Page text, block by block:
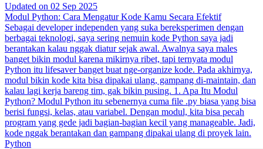
Updated on 02 Sep 2025
Modul Python: Cara Mengatur Kode Kamu Secara Efektif
Sebagai developer independen yang suka bereksperimen dengan
berbagai teknologi, saya sering nemuin kode Python saya jadi
berantakan kalau nggak diatur sejak awal. Awalnya saya males
banget bikin modul karena mikirnya ribet, tapi ternyata modul
Python itu lifesaver banget buat nge-organize kode. Pada akhirnya,
modul bikin kode kita bisa dipakai ulang, gampang di-maintain, dan
kalau lagi kerja bareng tim, gak bikin pusing. 1. Apa Itu Modul
Python? Modul Python itu sebenernya cuma file .py biasa yang bisa
berisi fungsi, kelas, atau variabel. Dengan modul, kita bisa pecah
program yang gede jadi bagian-bagian kecil yang manageable. Jadi,
kode nggak berantakan dan gampang dipakai ulang di proyek lain.
Python